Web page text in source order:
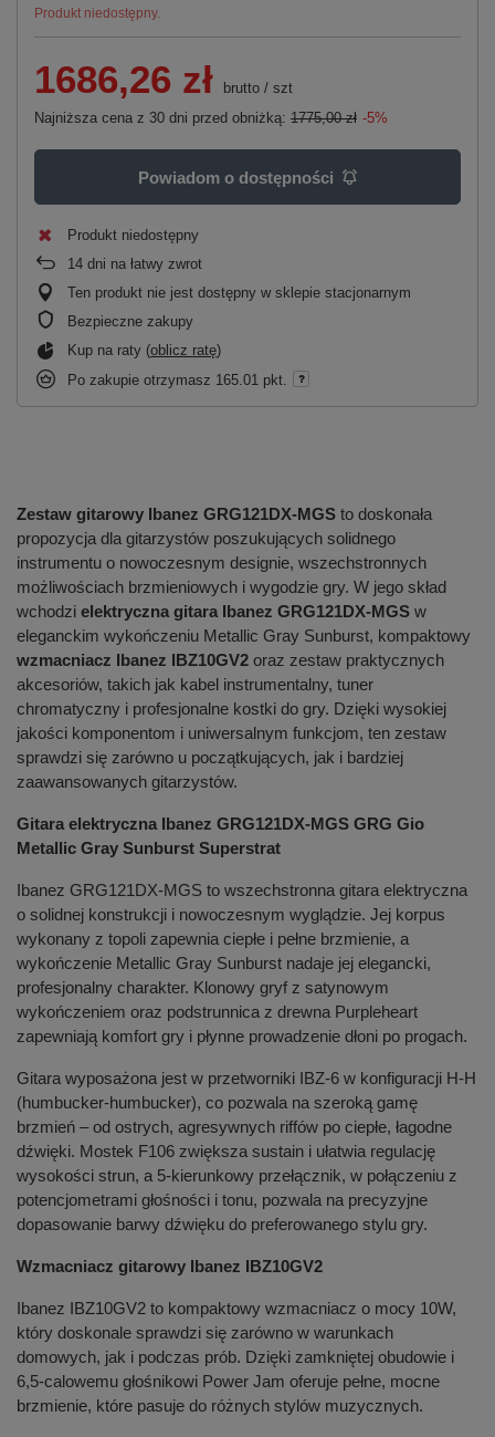
Produkt niedostępny.
1686,26 zł brutto / szt
Najniższa cena z 30 dni przed obniżką: 1775,00 zł -5%
Powiadom o dostępności
Produkt niedostępny
14 dni na łatwy zwrot
Ten produkt nie jest dostępny w sklepie stacjonarnym
Bezpieczne zakupy
Kup na raty (oblicz ratę)
Po zakupie otrzymasz 165.01 pkt.
Zestaw gitarowy Ibanez GRG121DX-MGS to doskonała
propozycja dla gitarzystów poszukujących solidnego
instrumentu o nowoczesnym designie, wszechstronnych
możliwościach brzmieniowych i wygodzie gry. W jego skład
wchodzi elektryczna gitara Ibanez GRG121DX-MGS w
eleganckim wykończeniu Metallic Gray Sunburst, kompaktowy
wzmacniacz Ibanez IBZ10GV2 oraz zestaw praktycznych
akcesoriów, takich jak kabel instrumentalny, tuner
chromatyczny i profesjonalne kostki do gry. Dzięki wysokiej
jakości komponentom i uniwersalnym funkcjom, ten zestaw
sprawdzi się zarówno u początkujących, jak i bardziej
zaawansowanych gitarzystów.
Gitara elektryczna Ibanez GRG121DX-MGS GRG Gio
Metallic Gray Sunburst Superstrat
Ibanez GRG121DX-MGS to wszechstronna gitara elektryczna
o solidnej konstrukcji i nowoczesnym wyglądzie. Jej korpus
wykonany z topoli zapewnia ciepłe i pełne brzmienie, a
wykończenie Metallic Gray Sunburst nadaje jej elegancki,
profesjonalny charakter. Klonowy gryf z satynowym
wykończeniem oraz podstrunnica z drewna Purpleheart
zapewniają komfort gry i płynne prowadzenie dłoni po progach.
Gitara wyposażona jest w przetworniki IBZ-6 w konfiguracji H-H
(humbucker-humbucker), co pozwala na szeroką gamę
brzmień – od ostrych, agresywnych riffów po ciepłe, łagodne
dźwięki. Mostek F106 zwiększa sustain i ułatwia regulację
wysokości strun, a 5-kierunkowy przełącznik, w połączeniu z
potencjometrami głośności i tonu, pozwala na precyzyjne
dopasowanie barwy dźwięku do preferowanego stylu gry.
Wzmacniacz gitarowy Ibanez IBZ10GV2
Ibanez IBZ10GV2 to kompaktowy wzmacniacz o mocy 10W,
który doskonale sprawdzi się zarówno w warunkach
domowych, jak i podczas prób. Dzięki zamkniętej obudowie i
6,5-calowemu głośnikowi Power Jam oferuje pełne, mocne
brzmienie, które pasuje do różnych stylów muzycznych.